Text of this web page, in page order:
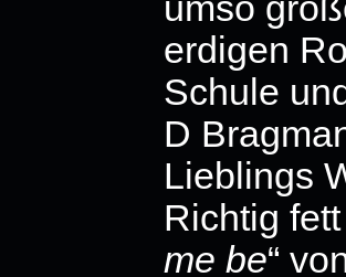
umso
erdigen
Schule
D
Lieblings
Richtig
me be“